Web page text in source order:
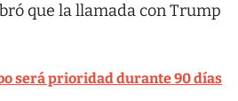
que la llamada con Trump
será prioridad durante 90 días